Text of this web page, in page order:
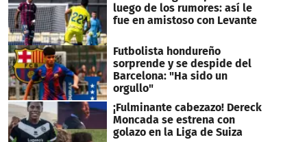
luego de los rumores: así le
fue en amistoso con Levante
Futbolista hondureño
sorprende y se despide del
Barcelona: "Ha sido un
orgullo"
¡Fulminante cabezazo! Dereck
Moncada se estrena con
golazo en la Liga de Suiza